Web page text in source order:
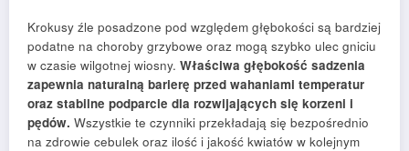
Krokusy źle posadzone pod względem głębokości są bardziej
podatne na choroby grzybowe oraz mogą szybko ulec gniciu
w czasie wilgotnej wiosny. Właściwa głębokość sadzenia
zapewnia naturalną barierę przed wahaniami temperatur
oraz stabilne podparcie dla rozwijających się korzeni i
pędów. Wszystkie te czynniki przekładają się bezpośrednio
na zdrowie cebulek oraz ilość i jakość kwiatów w kolejnym